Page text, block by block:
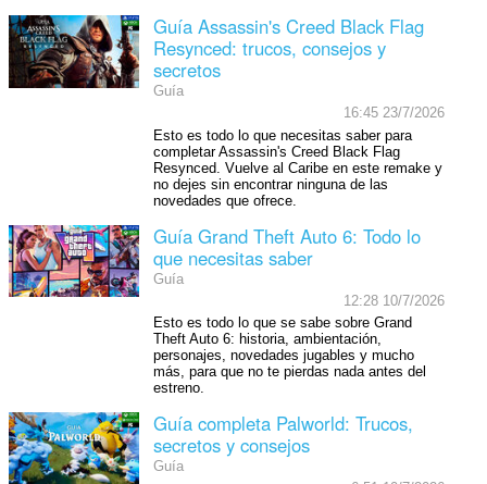
Guía Assassin's Creed Black Flag
Resynced: trucos, consejos y
secretos
Guía
16:45 23/7/2026
Esto es todo lo que necesitas saber para
completar Assassin's Creed Black Flag
Resynced. Vuelve al Caribe en este remake y
no dejes sin encontrar ninguna de las
novedades que ofrece.
Guía Grand Theft Auto 6: Todo lo
que necesitas saber
Guía
12:28 10/7/2026
Esto es todo lo que se sabe sobre Grand
Theft Auto 6: historia, ambientación,
personajes, novedades jugables y mucho
más, para que no te pierdas nada antes del
estreno.
Guía completa Palworld: Trucos,
secretos y consejos
Guía